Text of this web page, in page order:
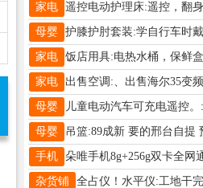
家电
母婴
家电
家电
母婴
母婴
手机
杂货铺